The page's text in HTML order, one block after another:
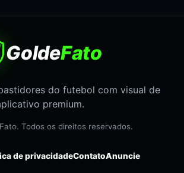
GoldeFato
do futebol com visual de
premium.
Todos os direitos reservados.
de privacidadeContatoAnuncie